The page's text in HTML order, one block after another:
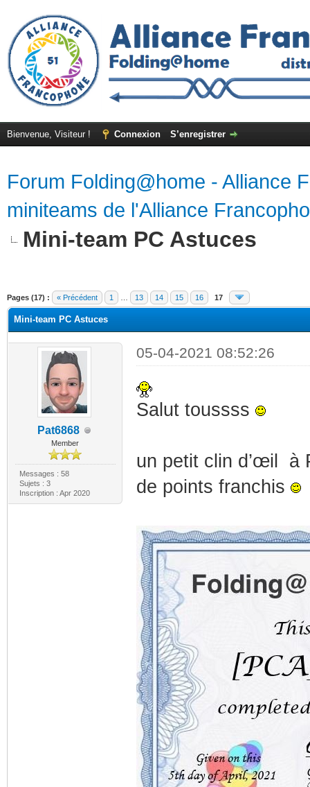
Bienvenue, Visiteur ! Connexion S’enregistrer
Forum Folding@home - Alliance
miniteams de l'Alliance
Mini-team PC Astuces
Pages (17) : « Précédent 1 13 14 15 16 17
Mini-team PC Astuces
Pat6868
Member
Messages : 58
Sujets : 3
Inscription : Apr 2020
05-04-2021 08:52:26
Salut toussss
un petit clin d’œil à
de points franchis